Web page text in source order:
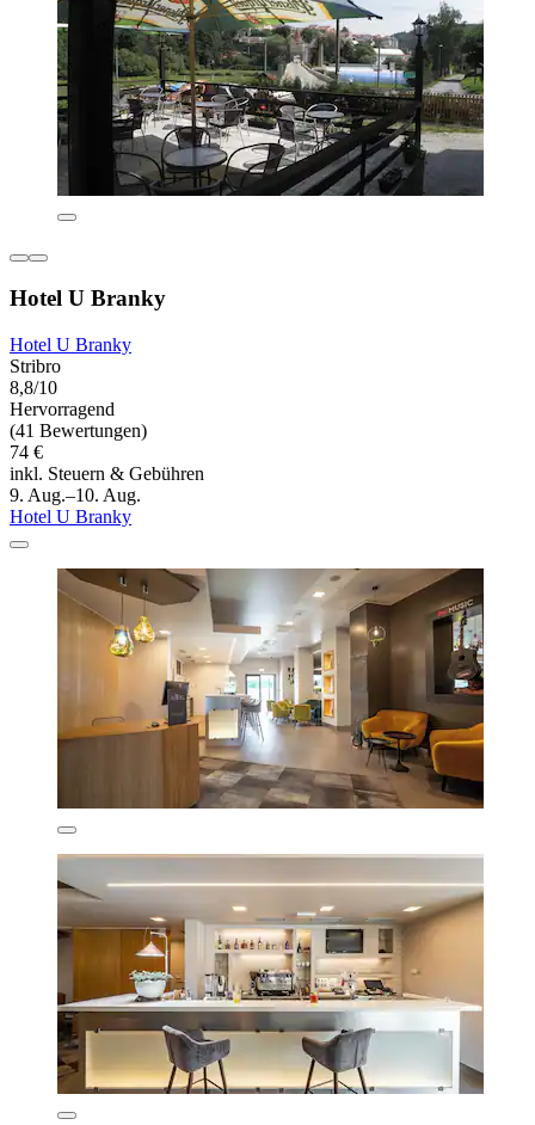
Hotel U Branky
Hotel U Branky
Stribro
8,8/10
Hervorragend
(41 Bewertungen)
74 €
inkl. Steuern & Gebühren
9. Aug.–10. Aug.
Hotel U Branky